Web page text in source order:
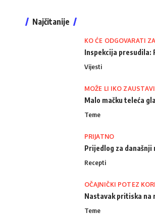
Najčitanije
KO ĆE ODGOVARATI
Inspekcija presudila:
Vijesti
MOŽE LI IKO
Malo mačku teleća
Teme
PRIJATNO
Prijedlog za današnji
Recepti
OČAJNIČKI POTEZ
Nastavak pritiska na
Teme